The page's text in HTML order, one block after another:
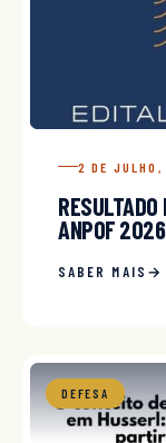
2 DE
ANPOF 2026
SABER MAIS
DEFESA